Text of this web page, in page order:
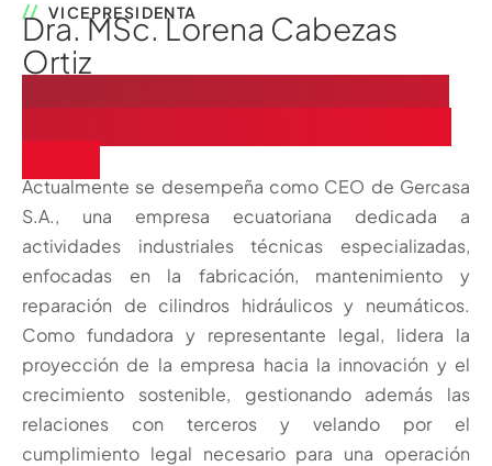
VICEPRESIDENTA
Dra. MSc. Lorena Cabezas
Ortiz
Actualmente se desempeña como CEO de Gercasa
S.A., una empresa ecuatoriana dedicada a
actividades industriales técnicas especializadas,
enfocadas en la fabricación, mantenimiento y
reparación de cilindros hidráulicos y neumáticos.
Como fundadora y representante legal, lidera la
proyección de la empresa hacia la innovación y el
crecimiento sostenible, gestionando además las
relaciones con terceros y velando por el
cumplimiento legal necesario para una operación